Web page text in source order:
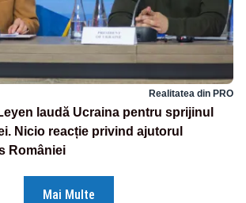
Realitatea din PRO
laudă Ucraina pentru sprijinul
Nicio reacție privind ajutorul
României
Mai Multe